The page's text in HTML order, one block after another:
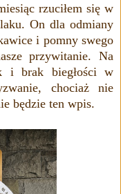
rzuciłem się w
On dla odmiany
i pomny swego
przywitanie. Na
i brak biegłości w
chociaż nie
będzie ten wpis.